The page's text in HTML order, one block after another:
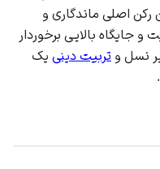
اصلی ماندگاری و
جایگاه بالایی برخوردار
نسل و تربیت دینی یک